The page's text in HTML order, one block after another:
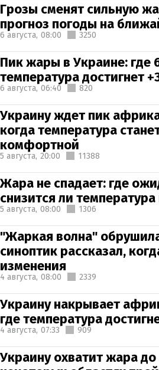
Грозы сменят сильную
прогноз погоды на
6 августа, 08:00 3250
Пик жары в Украине: где
температура достигнет
6 августа, 06:40 820
Украину ждет пик
когда температура
комфортной
5 августа, 20:00 11388
Жара не спадает: где
снизится ли
5 августа, 08:00 1306
"Жаркая волна"
синоптик рассказал,
изменения
4 августа, 08:00 2339
Украину накрывает
где температура
4 августа, 07:33 909
Украину охватит жара до